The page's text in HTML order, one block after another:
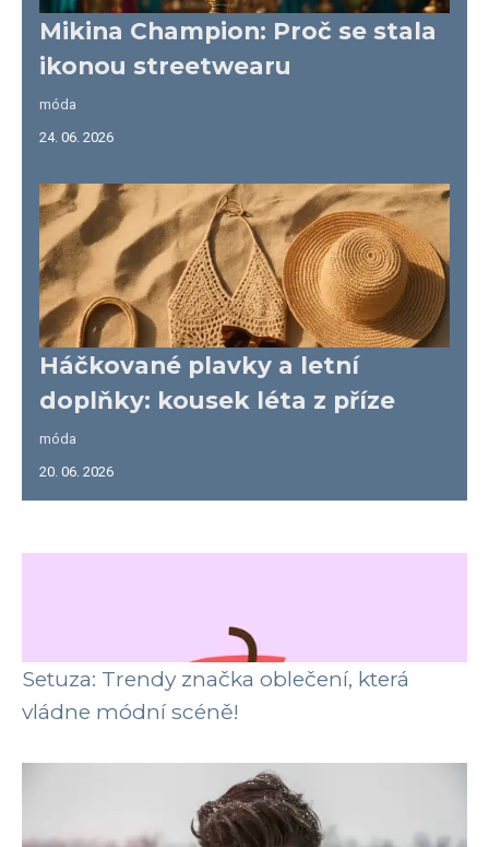
Mikina Champion: Proč se stala
ikonou streetwearu
móda
24. 06. 2026
Háčkované plavky a letní
doplňky: kousek léta z příze
móda
20. 06. 2026
Setuza: Trendy značka oblečení, která
vládne módní scéně!